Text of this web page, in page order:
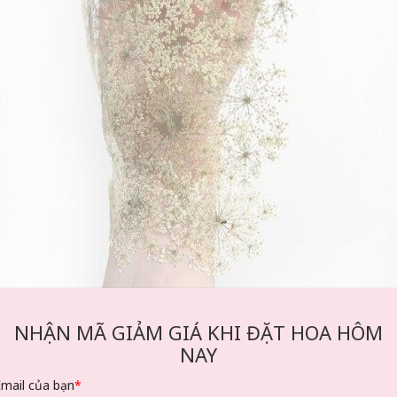
cấu tinh tế của chúng đã khiến người ta nhớ đến đường viền
trên những chiếc váy của Nữ hoàng Anne!
NHẬN MÃ GIẢM GIÁ KHI ĐẶT HOA HÔM
NAY
của bạn*